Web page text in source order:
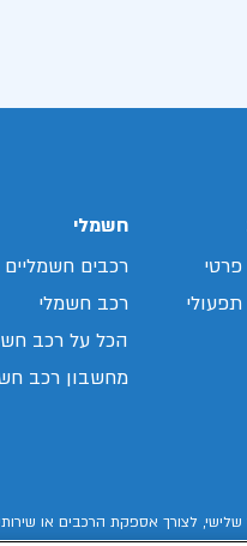
פרטי
תפעולי
חשמלי
רכבים
רכב חשמלי
הכל על רכב
מחשבון רכב
לצורך אספקת הרכבים או